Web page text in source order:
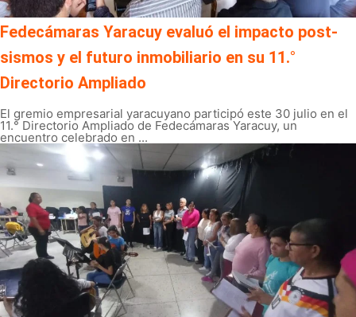
Fedecámaras Yaracuy evaluó el impacto post-
sismos y el futuro inmobiliario en su 11.°
Directorio Ampliado
El gremio empresarial yaracuyano participó este 30 julio en el
11.° Directorio Ampliado de Fedecámaras Yaracuy, un
encuentro celebrado en ...